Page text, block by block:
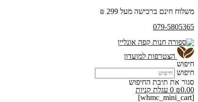
משלוח חינם ברכישה מעל 299 ₪
079-5805365
הצטרפות למועדון
חיפוש
חיפוש
סגור את תיבת החיפוש
₪0.00
0 עגלת קניות
[whmc_mini_cart]